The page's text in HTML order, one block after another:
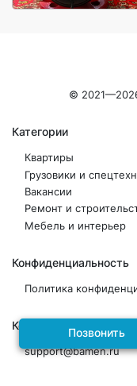
Позвонить
©
Категории
Квартиры
Грузовики и
Вакансии
Ремонт и
Мебель и интерьер
Конфиденциальность
Политика
Контакты
support@bamen.ru